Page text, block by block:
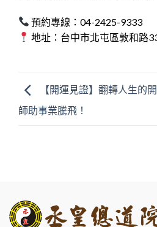
預約專線：04-2425-9333
地址：台中市北屯區敦和路
【開運見證】翻轉人生的
師助事業騰飛！